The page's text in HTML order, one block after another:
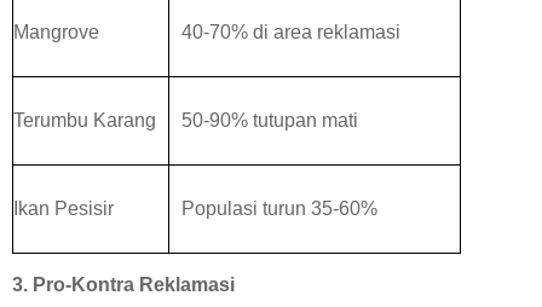
Mangrove 40-70% di area reklamasi
Terumbu Karang 50-90% tutupan mati
Ikan Pesisir Populasi turun 35-60%
3. Pro-Kontra Reklamasi